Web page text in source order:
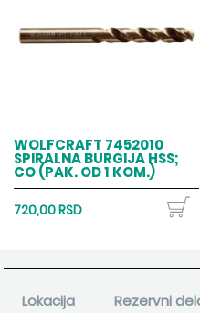
WOLFCRAFT 7452010
SPIRALNA BURGIJA HSS;
CO (PAK. OD 1 KOM.)
720,00 RSD
Lokacija Rezervni